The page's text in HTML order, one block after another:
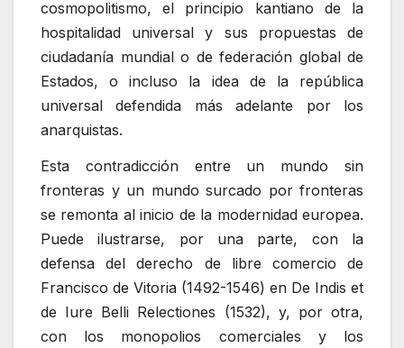
cosmopolitismo, el principio kantiano de la
hospitalidad universal y sus propuestas de
ciudadanía mundial o de federación global de
Estados, o incluso la idea de la república
universal defendida más adelante por los
anarquistas.
Esta contradicción entre un mundo sin
fronteras y un mundo surcado por fronteras
se remonta al inicio de la modernidad europea.
Puede ilustrarse, por una parte, con la
defensa del derecho de libre comercio de
Francisco de Vitoria (1492-1546) en De Indis et
de Iure Belli Relectiones (1532), y, por otra,
con los monopolios comerciales y los